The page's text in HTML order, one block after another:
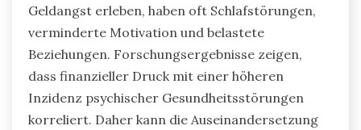
Geldangst erleben, haben oft Schlafstörungen,
verminderte Motivation und belastete
Beziehungen. Forschungsergebnisse zeigen,
dass finanzieller Druck mit einer höheren
Inzidenz psychischer Gesundheitsstörungen
korreliert. Daher kann die Auseinandersetzung